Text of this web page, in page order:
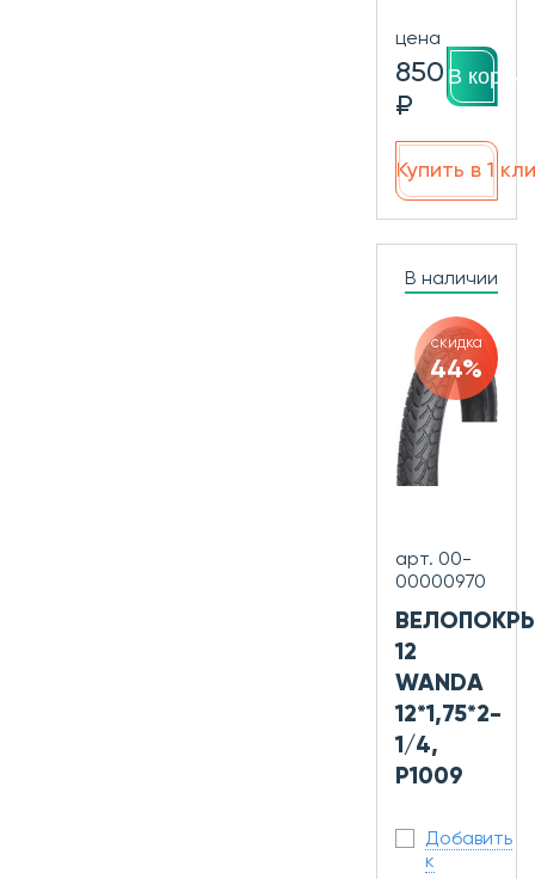
цена
850
₽
В
Купить в 1
В наличии
скидка
44%
арт. 00-
00000970
12
WANDA
12*1,75*2-
1/4,
P1009
Добавить
к